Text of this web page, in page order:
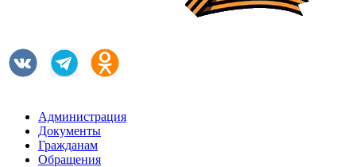
Администрация
Документы
Гражданам
Обращения